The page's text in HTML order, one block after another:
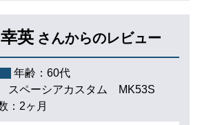
英 さんからのレビュー
年齢： 60代
スペーシアカスタム MK53S
： 2ヶ月